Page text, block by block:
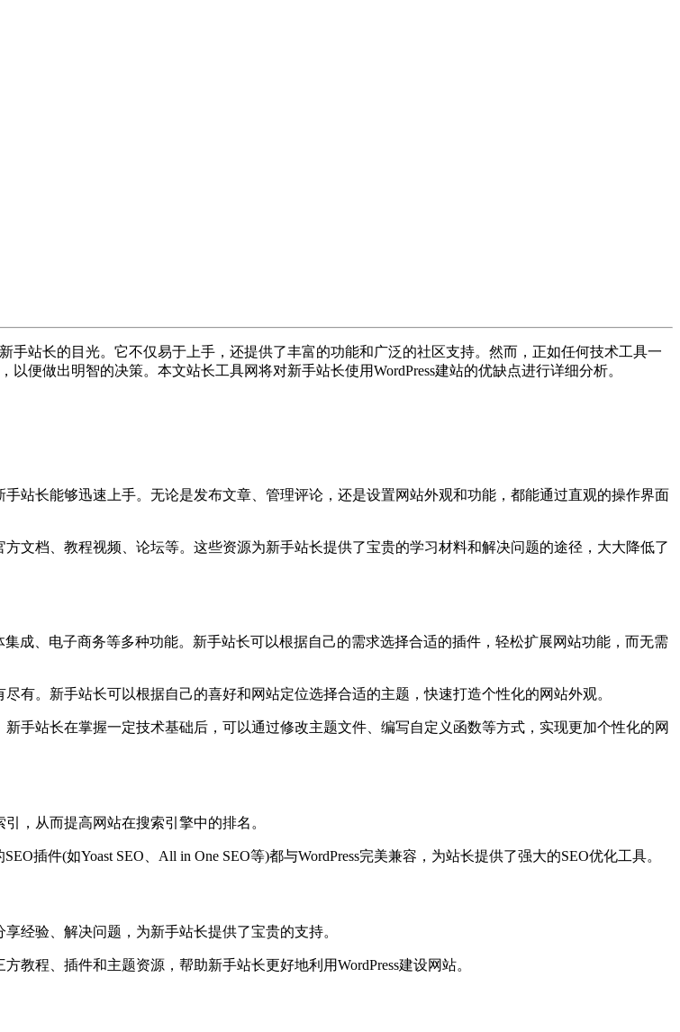
手站长的目光。它不仅易于上手，还提供了丰富的功能和广泛的社区支持。然而，正如任何技术工具一
便做出明智的决策。本文站长工具网将对新手站长使用WordPress建站的优缺点进行详细分析。
手站长能够迅速上手。无论是发布文章、管理评论，还是设置网站外观和功能，都能通过直观的操作界面
方文档、教程视频、论坛等。这些资源为新手站长提供了宝贵的学习材料和解决问题的途径，大大降低了
集成、电子商务等多种功能。新手站长可以根据自己的需求选择合适的插件，轻松扩展网站功能，而无需
有。新手站长可以根据自己的喜好和网站定位选择合适的主题，快速打造个性化的网站外观。
手站长在掌握一定技术基础后，可以通过修改主题文件、编写自定义函数等方式，实现更加个性化的网
，从而提高网站在搜索引擎中的排名。
插件(如Yoast SEO、All in One SEO等)都与WordPress完美兼容，为站长提供了强大的SEO优化工具。
经验、解决问题，为新手站长提供了宝贵的支持。
教程、插件和主题资源，帮助新手站长更好地利用WordPress建设网站。